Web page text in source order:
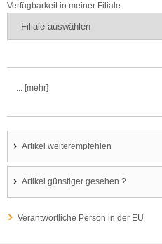
Verfügbarkeit in meiner Filiale
... [mehr]
Artikel weiterempfehlen
Artikel günstiger gesehen ?
Verantwortliche Person in der EU